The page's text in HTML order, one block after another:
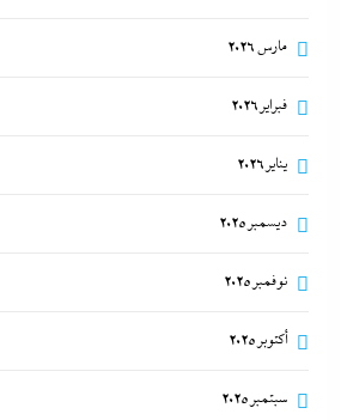
مارس 2026
فبراير 2026
يناير 2026
ديسمبر 2025
نوفمبر 2025
أكتوبر 2025
سبتمبر 2025